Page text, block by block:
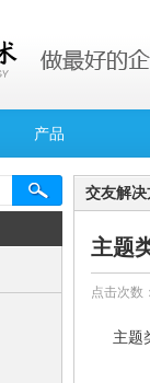
产品
交友解决
主题
点击次数：
主题